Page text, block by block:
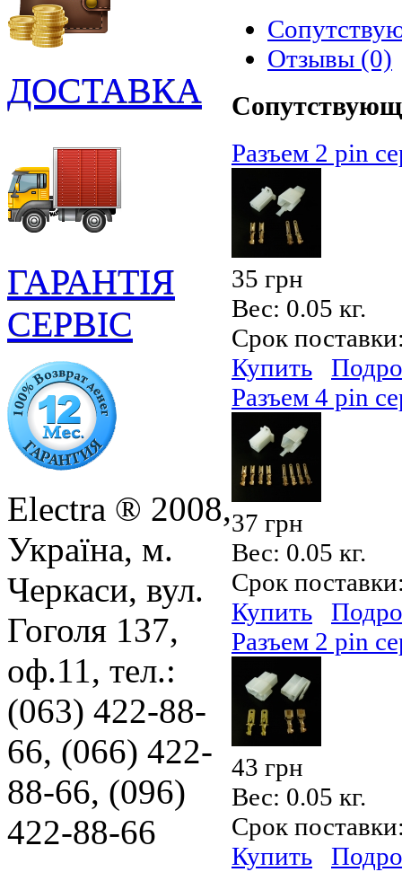
Отзывы (0)
Разъем 2 pin
35 грн
Вес: 0.05 кг.
Срок
Купить
Разъем 4 pin
37 грн
Вес: 0.05 кг.
Срок
Купить
Разъем 2 pin
43 грн
Вес: 0.05 кг.
Срок
Купить
ДОСТАВКА
ГАРАНТІЯ
СЕРВІС
Electra ® 2008,
Україна, м.
Черкаси, вул.
Гоголя 137,
оф.11, тел.:
(063) 422-88-
66, (066) 422-
88-66, (096)
422-88-66